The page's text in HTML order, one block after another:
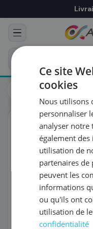
Toners
Brother
ORIGINAL
♻ COMMANDE
Prévoyez &
Programmez votre
vous prépare un
RÉFÉRENCE DU
FRÉQUENCE
QUANTITÉ PAR
DATE DE
Ce site
cookies
Nous utilisons
personnaliser
analyser notre
également
utilisation de
partenaires de
peuvent les
informations
ou qu'ils ont
utilisation de
confidentialité